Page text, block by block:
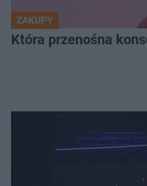
ZAKUPY
Która przenośna